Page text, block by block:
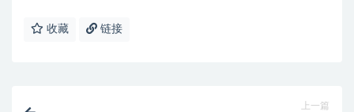
收藏 链接
上一篇